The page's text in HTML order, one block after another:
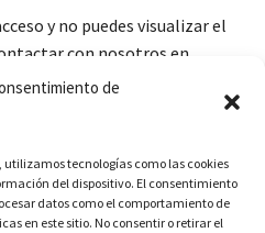
de
utilizamos tecnologías como las cookies
del dispositivo. El consentimiento
datos como el comportamiento de
en este sitio. No consentir o retirar el
y no puedes visualizar el
con nosotros en